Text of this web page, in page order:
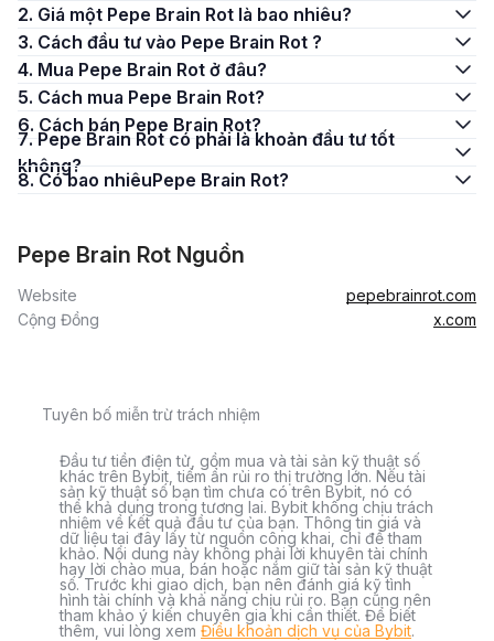
2. Giá một Pepe Brain Rot là bao nhiêu?
3. Cách đầu tư vào Pepe Brain Rot ?
4. Mua Pepe Brain Rot ở đâu?
5. Cách mua Pepe Brain Rot?
6. Cách bán Pepe Brain Rot?
7. Pepe Brain Rot có phải là khoản đầu tư tốt
không?
8. Có bao nhiêuPepe Brain Rot?
Pepe Brain Rot Nguồn
Website
pepebrainrot.com
Cộng Đồng
x.com
Tuyên bố miễn trừ trách nhiệm
Đầu tư tiền điện tử, gồm mua và tài sản kỹ thuật số
khác trên Bybit, tiềm ẩn rủi ro thị trường lớn. Nếu tài
sản kỹ thuật số bạn tìm chưa có trên Bybit, nó có
thể khả dụng trong tương lai. Bybit không chịu trách
nhiệm về kết quả đầu tư của bạn. Thông tin giá và
dữ liệu tại đây lấy từ nguồn công khai, chỉ để tham
khảo. Nội dung này không phải lời khuyên tài chính
hay lời chào mua, bán hoặc nắm giữ tài sản kỹ thuật
số. Trước khi giao dịch, bạn nên đánh giá kỹ tình
hình tài chính và khả năng chịu rủi ro. Bạn cũng nên
tham khảo ý kiến chuyên gia khi cần thiết. Để biết
thêm, vui lòng xem Điều khoản dịch vụ của Bybit.